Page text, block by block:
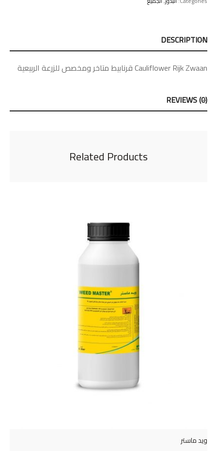
DESCRIPTION
Cauliflower Rijk Zwaan قرنابيط متاخر ومخصص للزرعة الربيعية
REVIEWS (0)
Related Products
ويد ماستر